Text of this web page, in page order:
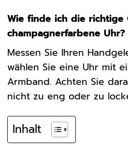
Wie finde ich die richtige
champagnerfarbene Uhr?
Messen Sie Ihren
wählen Sie eine Uhr mit
Armband. Achten Sie
nicht zu eng oder zu
Inhalt